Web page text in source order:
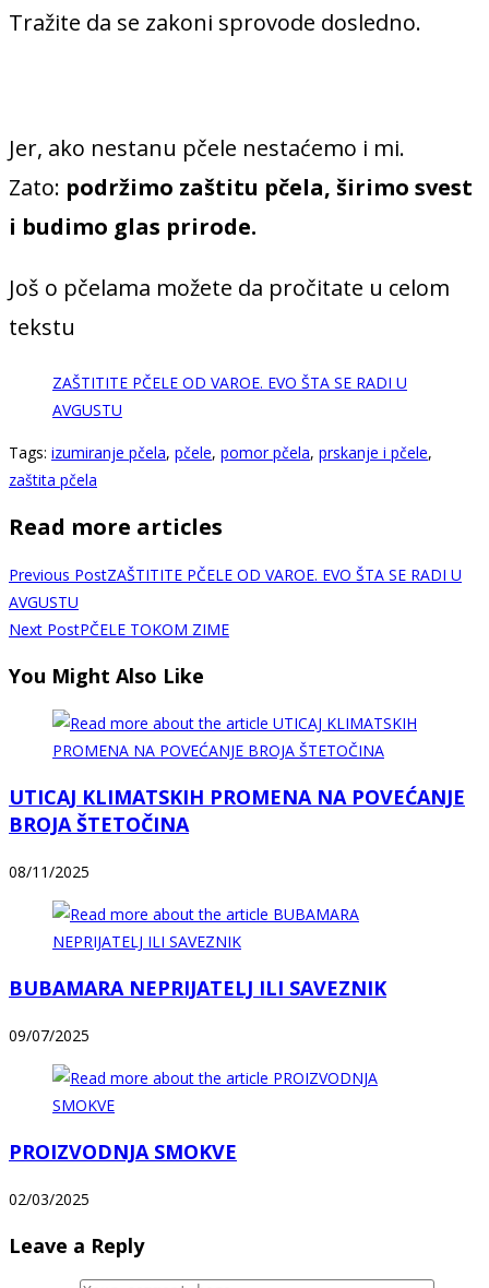
Tražite da se zakoni sprovode dosledno.
Jer, ako nestanu pčele nestaćemo i mi.
Zato: podržimo zaštitu pčela, širimo svest
i budimo glas prirode.
Još o pčelama možete da pročitate u celom
tekstu
ZAŠTITITE PČELE OD VAROE. EVO ŠTA SE RADI U
AVGUSTU
Tags: izumiranje pčela, pčele, pomor pčela, prskanje i pčele,
zaštita pčela
Read more articles
Previous PostZAŠTITITE PČELE OD VAROE. EVO ŠTA SE RADI U
AVGUSTU
Next PostPČELE TOKOM ZIME
You Might Also Like
UTICAJ KLIMATSKIH PROMENA NA POVEĆANJE
BROJA ŠTETOČINA
08/11/2025
BUBAMARA NEPRIJATELJ ILI SAVEZNIK
09/07/2025
PROIZVODNJA SMOKVE
02/03/2025
Leave a Reply